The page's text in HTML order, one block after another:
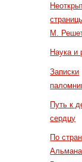
М.
Наука и
Записки
Путь к
сердцу
По